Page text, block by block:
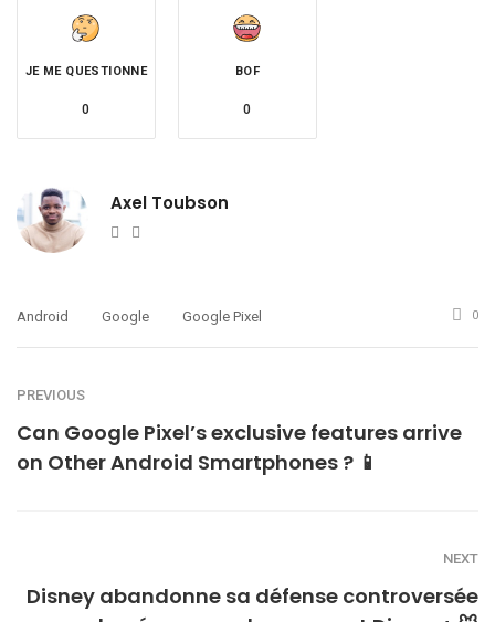
JE ME QUESTIONNE
0
BOF
0
Axel Toubson
Website
Android Google Google Pixel 0
PREVIOUS
Can Google Pixel’s exclusive features arrive
on Other Android Smartphones ? 📱
NEXT
Disney abandonne sa défense controversée